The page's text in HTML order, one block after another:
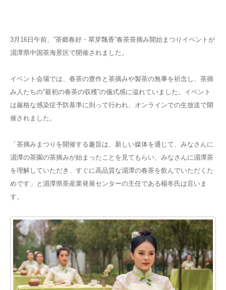
3月16日午前、”茶郷春好・翠芽飄香”春茶茶摘み開始まつりイベントが
湄潭県中国茶海景区で開催されました。
イベント会場では、春茶の豊作と茶摘みや製茶の無事を祈念し、茶摘
み人たちの”最初の春茶の収穫”の儀式感に溢れていました。イベント
は厳格な感染症予防基準に則って行われ、オンラインでの生放送で開
催されました。
「茶摘みまつりを開催する趣旨は、新しい媒体を通じて、みなさんに
湄潭の茶園の茶摘みが始まったことを見てもらい、みなさんに湄潭茶
を理解していただき、すぐに高品質な湄潭の春茶を飲んでいただくた
めです」と湄潭県茶産業発展センターの主任である楊冬氏は言いま
す。